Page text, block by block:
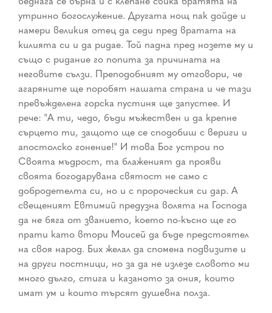
утринно богослужение. Другата нощ пак дойде и
намери великия отец да седи пред вратата на
килията си и да ридае. Той падна пред нозете му и
също с ридание го попита за причината на
неговите сълзи. Преподобният му отговори, че
агаряните ще поробят нашата страна и че тази
превъжделена горска пустиня ще запустее. И
рече: "А ти, чедо, бъди мъжествен и да крепне
сърцето ти, защото ще се сподобиш с вериги и
апостолско гонение!" И това Бог устрои по
Своята мъдрост, та блаженият да прояви
своята богодарувана святост не само с
добродетелта си, но и с пророческия си дар. А
свещеният Евтимий предузна волята на Господа
да не бяга от званието, което по-късно ще го
прати като втори Моисей да бъде предстоятел
на своя народ. Бих желал да спомена подвизите и
на други постници, но за да не излезе словото ми
много дълго, стига и казаното за ония, които
имат ум и които търсят душевна полза.